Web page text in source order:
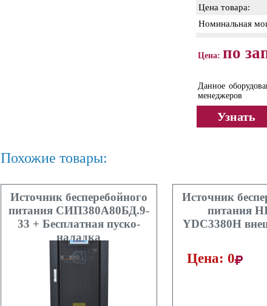
Цена товара:
Номинальная
Цена: по
Данное
менеджеров
Узнать
Похожие товары:
Источник бесперебойного
питания СИП380А80БД.9-
33 + Бесплатная пуско-
наладка
Источник
питания
YDC3380H
Цена: 0